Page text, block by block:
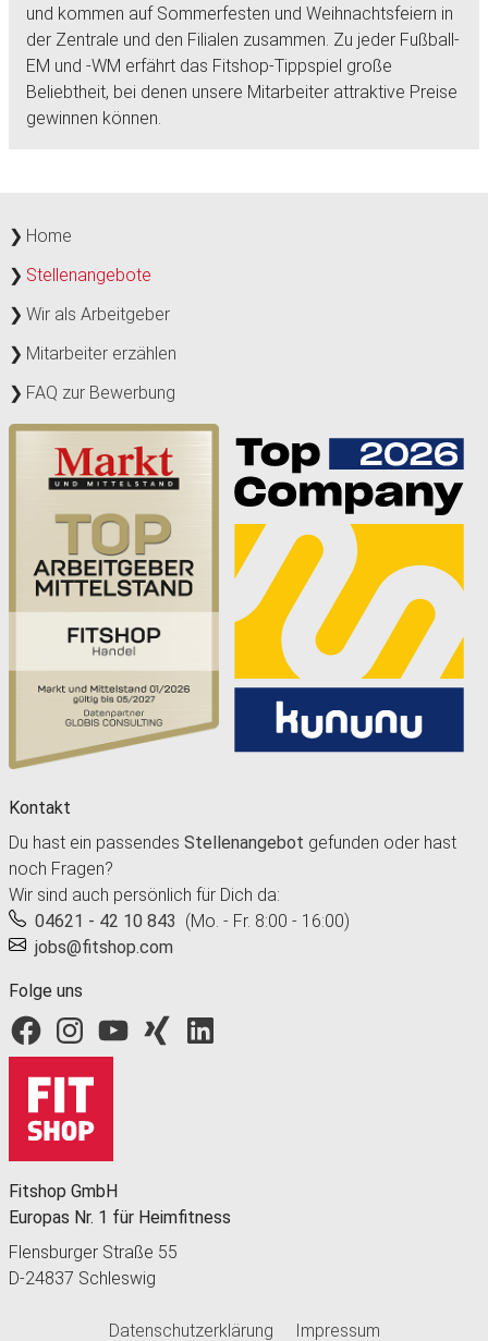
und kommen auf Sommerfesten und Weihnachtsfeiern in
der Zentrale und den Filialen zusammen. Zu jeder Fußball-
EM und -WM erfährt das Fitshop-Tippspiel große
Beliebtheit, bei denen unsere Mitarbeiter attraktive Preise
gewinnen können.
Home
Stellenangebote
Wir als Arbeitgeber
Mitarbeiter erzählen
FAQ zur Bewerbung
Kontakt
Du hast ein passendes Stellenangebot gefunden oder hast
noch Fragen?
Wir sind auch persönlich für Dich da:
04621 - 42 10 843 (Mo. - Fr. 8:00 - 16:00)
jobs@fitshop.com
Folge uns
Fitshop bei YouTube
Fitshop GmbH
Europas Nr. 1 für Heimfitness
Flensburger Straße 55
D-24837 Schleswig
Datenschutzerklärung Impressum